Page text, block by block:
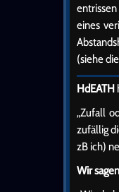
eines
(siehe
HdEATH
„Zufall
zufällig
zB ich)
Wir